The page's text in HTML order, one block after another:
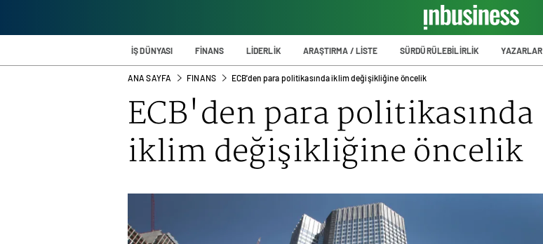
İŞ DÜNYASI FİNANS LİDERLİK ARAŞTIRMA / LİSTE SÜRDÜRÜLEBİLİRLİK YAZARLAR
ANA SAYFA FINANS ECB'den para politikasında iklim değişikliğine öncelik
ECB'den para politikasında
iklim değişikliğine öncelik